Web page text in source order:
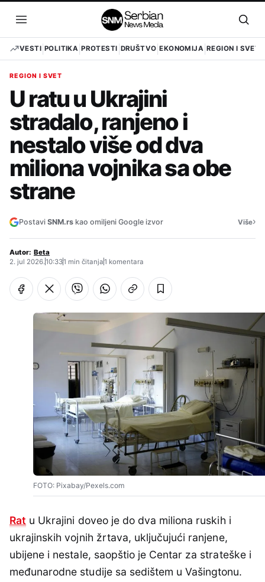
sadržaj
Otvori
meni
VESTI POLITIKA PROTESTI DRUŠTVO EKONOMIJA REGION I SVET
REGION I SVET
U ratu u Ukrajini
stradalo, ranjeno i
nestalo više od dva
miliona vojnika sa obe
strane
Postavi SNM.rs kao omiljeni Google izvor Više›
Autor: Beta
2. jul 2026.10:331 min čitanja1 komentara
FOTO: Pixabay/Pexels.com
Rat u Ukrajini doveo je do dva miliona ruskih i
ukrajinskih vojnih žrtava, uključujući ranjene,
ubijene i nestale, saopštio je Centar za strateške i
međunarodne studije sa sedištem u Vašingtonu.